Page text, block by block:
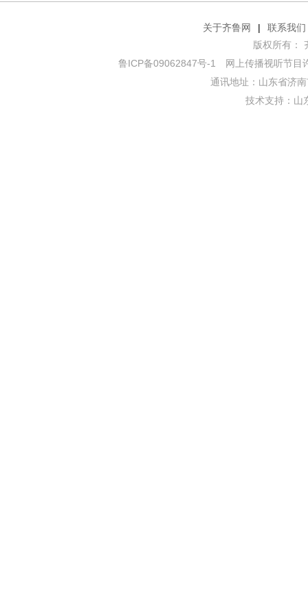
关于齐鲁网 |
联系我们
版权所有：
鲁ICP备09062847号-1
网上传播视听节目
通讯地址：山东省济
技术支持： 山